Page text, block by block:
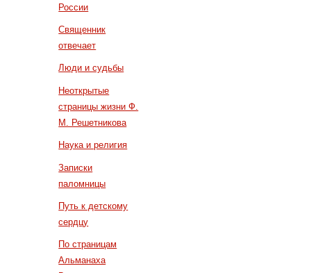
России
Священник
отвечает
Люди и судьбы
Неоткрытые
страницы жизни Ф.
М. Решетникова
Наука и религия
Записки
паломницы
Путь к детскому
сердцу
По страницам
Альманаха